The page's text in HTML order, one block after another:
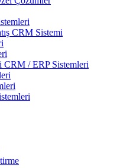
CRM Sistemi
CRM / ERP Sistemleri